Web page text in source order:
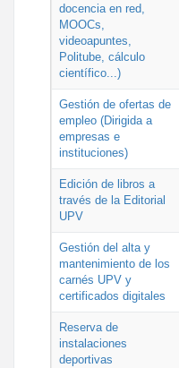
docencia en red,
MOOCs,
videoapuntes,
Politube, cálculo
científico...)
Gestión de ofertas de
empleo (Dirigida a
empresas e
instituciones)
Edición de libros a
través de la Editorial
UPV
Gestión del alta y
mantenimiento de los
carnés UPV y
certificados digitales
Reserva de
instalaciones
deportivas